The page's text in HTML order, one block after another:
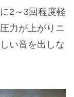
2～3回程度軽
力が上がりニ
い音を出しな